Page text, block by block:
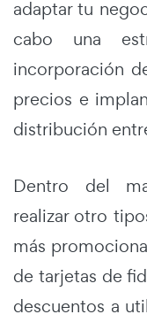
adaptar tu
cabo una
incorporación
precios e
distribución
Dentro del
realizar otro
más
de tarjetas de
descuentos a